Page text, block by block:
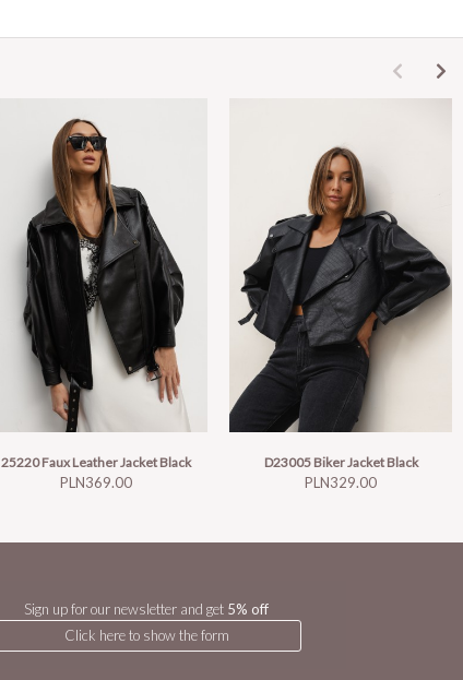
25220 Faux Leather Jacket Black
Price
PLN369.00
D23005 Biker Jacket Black
Price
PLN329.00
Sign up for our newsletter and get 5% off
Click here to show the form